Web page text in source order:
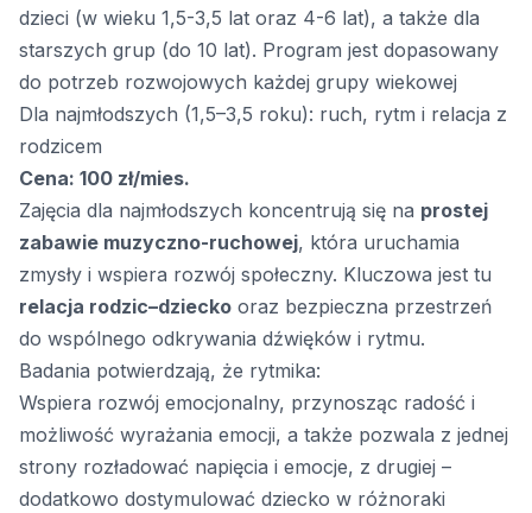
dzieci (w wieku 1,5-3,5 lat oraz 4-6 lat), a także dla
starszych grup (do 10 lat). Program jest dopasowany
do potrzeb rozwojowych każdej grupy wiekowej
Dla najmłodszych (1,5–3,5 roku): ruch, rytm i relacja z
rodzicem
Cena: 100 zł/mies.
Zajęcia dla najmłodszych koncentrują się na prostej
zabawie muzyczno-ruchowej, która uruchamia
zmysły i wspiera rozwój społeczny. Kluczowa jest tu
relacja rodzic–dziecko oraz bezpieczna przestrzeń
do wspólnego odkrywania dźwięków i rytmu.
Badania potwierdzają, że rytmika:
Wspiera rozwój emocjonalny, przynosząc radość i
możliwość wyrażania emocji, a także pozwala z jednej
strony rozładować napięcia i emocje, z drugiej –
dodatkowo dostymulować dziecko w różnoraki